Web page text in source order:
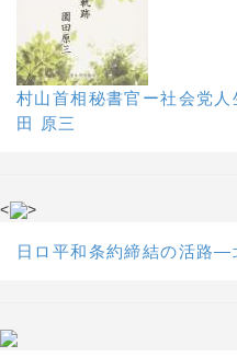
村山首相秘書官ー社会党
田 原三
< >
日ロ平和条約締結の活路―